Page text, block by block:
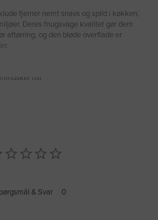
fjerner nemt snavs og spild i køkken,
Deres fnugsvage kvalitet gør dem
aftørring, og den bløde overflade er
risi
& Svar